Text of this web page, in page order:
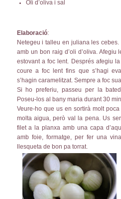
Oli d’oliva i sal
Elaboració:
Netegeu i talleu en juliana les
amb un bon raig d’oli d’oliva.
estovant a foc lent. Després afegiu
coure a foc lent fins que s’hagi
s’hagin caramelitzat. Sempre a foc
Si ho preferiu, passeu per la
Poseu-los al bany maria durant 30
Veure-ho que us en sortirà molt
molta aigua, però val la pena. Us
filet a la planxa amb una capa
amb foie, formatge, per fer una
llesqueta de bon pa torrat.